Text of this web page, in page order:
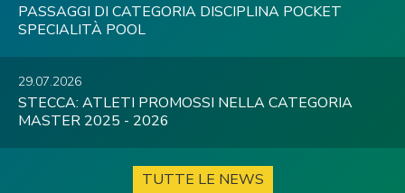
PASSAGGI DI CATEGORIA DISCIPLINA POCKET
SPECIALITÀ POOL
29.07.2026
STECCA: ATLETI PROMOSSI NELLA CATEGORIA
MASTER 2025 - 2026
TUTTE LE NEWS